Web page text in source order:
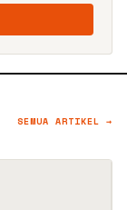
SEMUA ARTIKEL →